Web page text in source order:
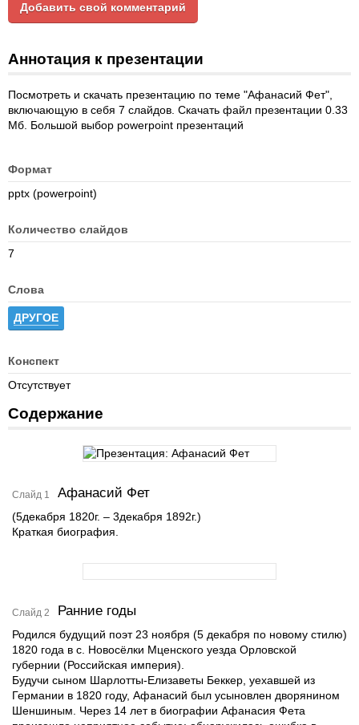
Добавить свой комментарий
Аннотация к презентации
Посмотреть и скачать презентацию по теме "Афанасий Фет",
включающую в себя 7 слайдов. Скачать файл презентации 0.33
Мб. Большой выбор powerpoint презентаций
Формат
pptx (powerpoint)
Количество слайдов
7
Слова
ДРУГОЕ
Конспект
Отсутствует
Содержание
Слайд 1 Афанасий Фет
(5декабря 1820г. – 3декабря 1892г.)
Краткая биография.
Слайд 2 Ранние годы
Родился будущий поэт 23 ноября (5 декабря по новому стилю)
1820 года в с. Новосёлки Мценского уезда Орловской
губернии (Российская империя).
Будучи сыном Шарлотты-Елизаветы Беккер, уехавшей из
Германии в 1820 году, Афанасий был усыновлен дворянином
Шеншиным. Через 14 лет в биографии Афанасия Фета